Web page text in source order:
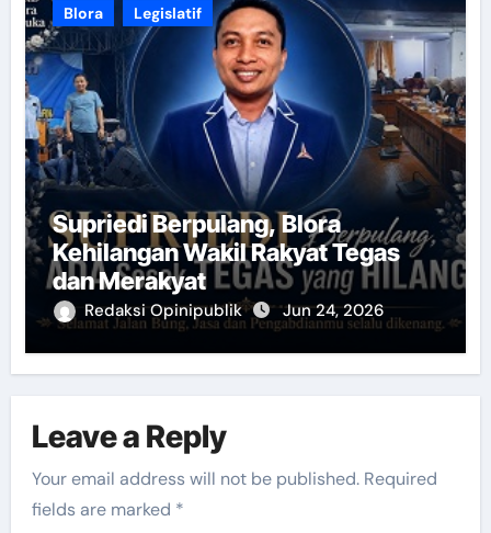
Blora Legislatif
Supriedi Berpulang, Blora
Kehilangan Wakil Rakyat Tegas
dan Merakyat
Redaksi Opinipublik Jun 24, 2026
Leave a Reply
Your email address will not be published. Required
fields are marked *